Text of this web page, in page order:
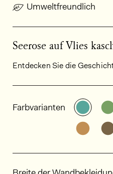
Umweltfreundlich
Seerose auf Vlies
Entdecken Sie die
Allgemeine
Farbvarianten